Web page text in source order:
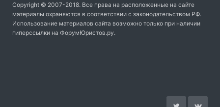
Copyright © 2007-2018. Все права на расположенные на сайте
материалы охраняются в соответствии с законодательством РФ.
Использование материалов сайта возможно только при наличии
гиперссылки на ФорумЮристов.ру.